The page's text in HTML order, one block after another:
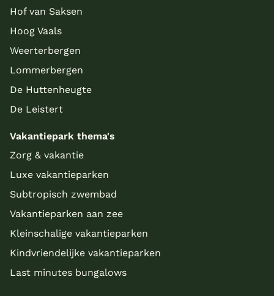
Hof van Saksen
Hoog Vaals
Weerterbergen
Lommerbergen
De Huttenheugte
De Leistert
Vakantiepark thema's
Zorg & vakantie
Luxe vakantieparken
Subtropisch zwembad
Vakantieparken aan zee
Kleinschalige vakantieparken
Kindvriendelijke vakantieparken
Last minutes bungalows